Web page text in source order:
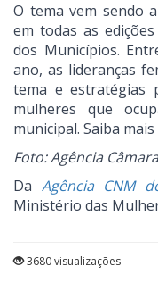
O tema vem sendo
em todas as
dos Municípios.
ano, as lideranças
tema e estratégias
mulheres que
municipal. Saiba mais
Foto: Agência Câmara
Da Agência CNM
Ministério das
3680 visualizações